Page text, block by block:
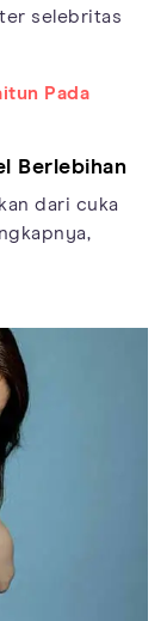
selebritas
Pada
Berlebihan
dari cuka